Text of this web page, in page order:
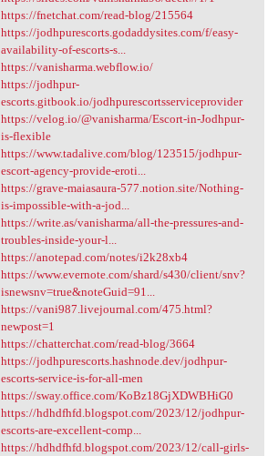
https://fnetchat.com/read-blog/215564
https://jodhpurescorts.godaddysites.com/f/easy-
availability-of-escorts-s...
https://vanisharma.webflow.io/
https://jodhpur-
escorts.gitbook.io/jodhpurescortsserviceprovider
https://velog.io/@vanisharma/Escort-in-Jodhpur-
is-flexible
https://www.tadalive.com/blog/123515/jodhpur-
escort-agency-provide-eroti...
https://grave-maiasaura-577.notion.site/Nothing-
is-impossible-with-a-jod...
https://write.as/vanisharma/all-the-pressures-and-
troubles-inside-your-l...
https://anotepad.com/notes/i2k28xb4
https://www.evernote.com/shard/s430/client/snv?
isnewsnv=true&noteGuid=91...
https://vani987.livejournal.com/475.html?
newpost=1
https://chatterchat.com/read-blog/3664
https://jodhpurescorts.hashnode.dev/jodhpur-
escorts-service-is-for-all-men
https://sway.office.com/KoBz18GjXDWBHiG0
https://hdhdfhfd.blogspot.com/2023/12/jodhpur-
escorts-are-excellent-comp...
https://hdhdfhfd.blogspot.com/2023/12/call-girls-